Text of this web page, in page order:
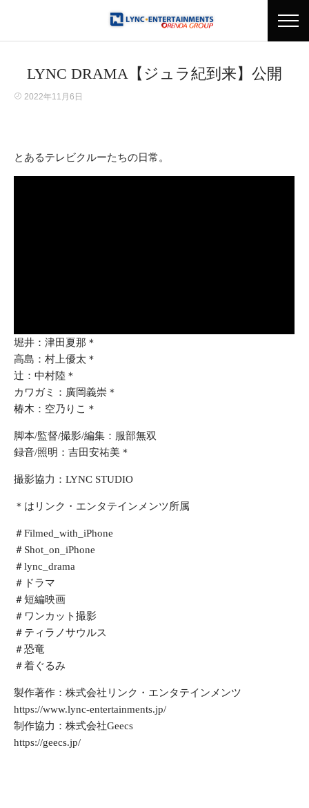
LYNC DRAMA【ジュラ紀到来】公開
2022年11月6日
とあるテレビクルーたちの日常。
堀井：津田夏那＊
高島：村上優太＊
辻：中村陸＊
カワガミ：廣岡義崇＊
椿木：空乃りこ＊
脚本/監督/撮影/編集：服部無双
録音/照明：吉田安祐美＊
撮影協力：LYNC STUDIO
＊はリンク・エンタテインメンツ所属
＃Filmed_with_iPhone
＃Shot_on_iPhone
＃lync_drama
＃ドラマ
＃短編映画
＃ワンカット撮影
＃ティラノサウルス
＃恐竜
＃着ぐるみ
製作著作：株式会社リンク・エンタテインメンツ
https://www.lync-entertainments.jp/
制作協力：株式会社Geecs
https://geecs.jp/